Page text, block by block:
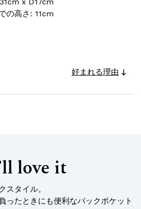
x D17cm
の高さ: 11cm
好まれる理由
love it
スタイル。
ったときにも便利なバックポケット